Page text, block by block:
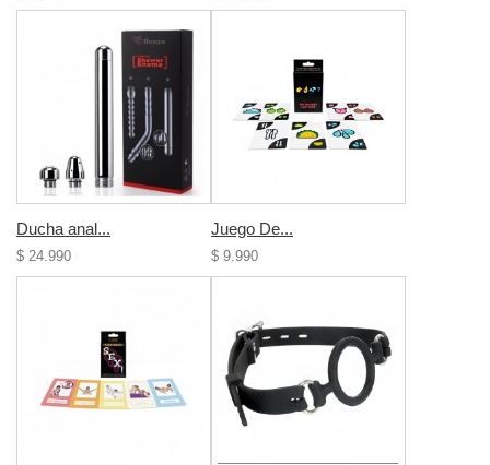
Ducha anal...
$ 24.990
Juego De...
$ 9.990